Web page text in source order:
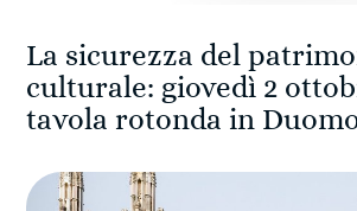
La sicurezza del
culturale: giovedì 2
tavola rotonda in